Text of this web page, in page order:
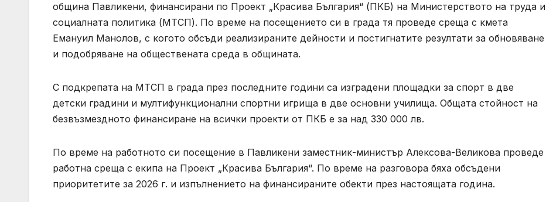
община Павликени, финансирани по Проект „Красива България“ (ПКБ) на Министерството на труда и
социалната политика (МТСП). По време на посещението си в града тя проведе среща с кмета
Емануил Манолов, с когото обсъди реализираните дейности и постигнатите резултати за обновяване
и подобряване на обществената среда в общината.
С подкрепата на МТСП в града през последните години са изградени площадки за спорт в две
детски градини и мултифункционални спортни игрища в две основни училища. Общата стойност на
безвъзмездното финансиране на всички проекти от ПКБ е за над 330 000 лв.
По време на работното си посещение в Павликени заместник-министър Алексова-Великова проведе
работна среща с екипа на Проект „Красива България“. По време на разговора бяха обсъдени
приоритетите за 2026 г. и изпълнението на финансираните обекти през настоящата година.